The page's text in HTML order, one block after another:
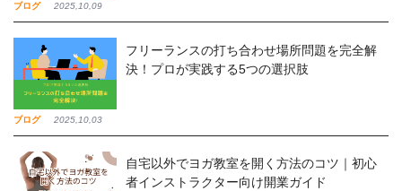
ブログ 2025,10,09
ブログ 2025,10,03
フリーランスの打ち合わせ場所問題を完全解
決！プロが実践する5つの選択肢
自宅以外でヨガ教室を開く方法のコツ｜初心
者インストラクター向け開業ガイド